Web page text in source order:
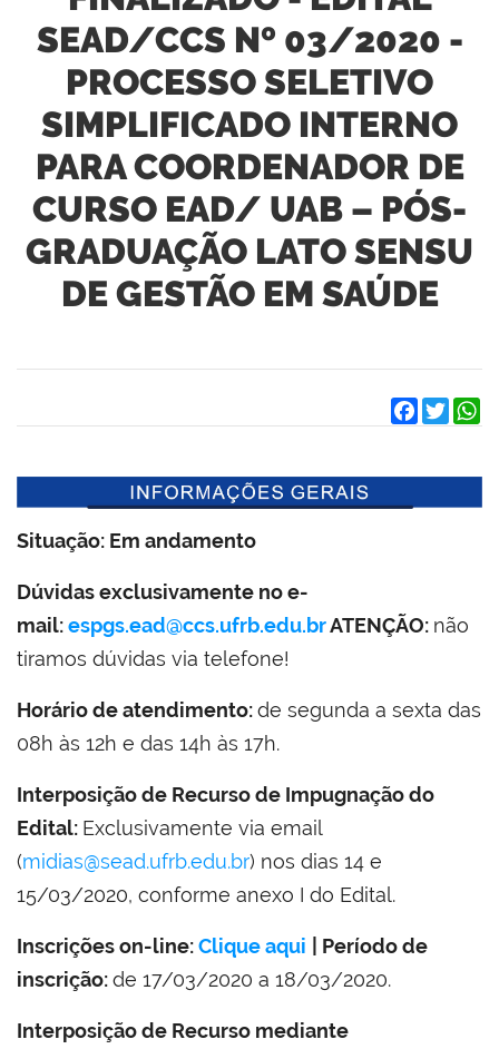
SEAD/CCS Nº 03/2020 -
PROCESSO SELETIVO
SIMPLIFICADO INTERNO
PARA COORDENADOR DE
CURSO EAD/ UAB – PÓS-
GRADUAÇÃO LATO SENSU
DE GESTÃO EM SAÚDE
Facebook
Twitter
Situação: Em andamento
Dúvidas exclusivamente no e-
mail:espgs.ead@ccs.ufrb.edu.brATENÇÃO: não
tiramos dúvidas via telefone!
Horário de atendimento:de segunda a sexta das
08h às 12h e das 14h às 17h.
Interposição de Recurso de Impugnação do
Edital: Exclusivamente via email
(midias@sead.ufrb.edu.br) nos dias 14 e
15/03/2020, conforme anexo I do Edital.
Inscrições on-line:Clique aqui
| Período de
inscrição:de 17/03/2020 a 18/03/2020.
Interposição de Recurso mediante